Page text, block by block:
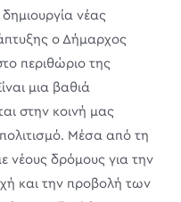
νέας
ο Δήμαρχος
περιθώριο της
μια βαθιά
στην κοινή μας
Μέσα από τη
νέους δρόμους για την
και την προβολή των